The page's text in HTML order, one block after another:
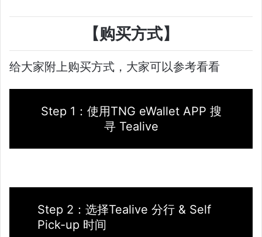
【购买方式】
给大家附上购买方式，大家可以参考看看
Step 1：使用TNG eWallet APP 搜
寻 Tealive
Step 2：选择Tealive 分行 & Self
Pick-up 时间